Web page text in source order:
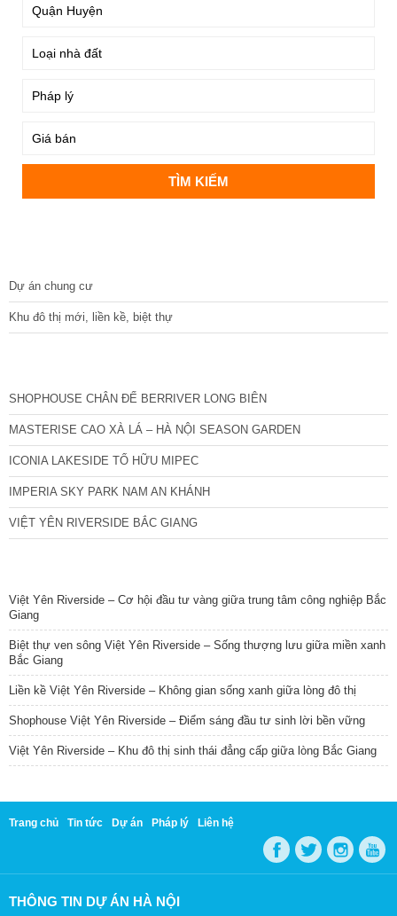
Dự án chung cư
Khu đô thị mới, liền kề, biệt thự
SHOPHOUSE CHÂN ĐẾ BERRIVER LONG BIÊN
MASTERISE CAO XÀ LÁ – HÀ NỘI SEASON GARDEN
ICONIA LAKESIDE TỐ HỮU MIPEC
IMPERIA SKY PARK NAM AN KHÁNH
VIỆT YÊN RIVERSIDE BẮC GIANG
Việt Yên Riverside – Cơ hội đầu tư vàng giữa trung tâm công nghiệp Bắc
Giang
Biệt thự ven sông Việt Yên Riverside – Sống thượng lưu giữa miền xanh
Bắc Giang
Liền kề Việt Yên Riverside – Không gian sống xanh giữa lòng đô thị
Shophouse Việt Yên Riverside – Điểm sáng đầu tư sinh lời bền vững
Việt Yên Riverside – Khu đô thị sinh thái đẳng cấp giữa lòng Bắc Giang
Trang chủ Tin tức Dự án Pháp lý Liên hệ
THÔNG TIN DỰ ÁN HÀ NỘI